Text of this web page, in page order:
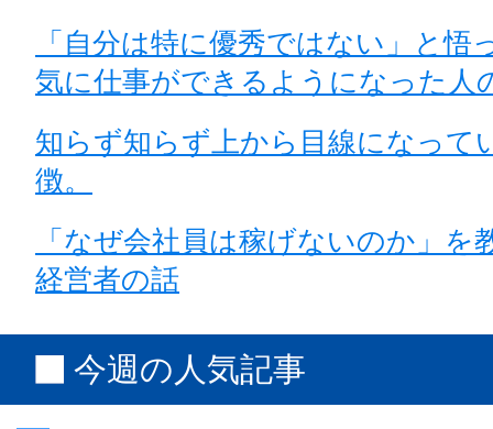
「自分は特に優秀ではない」と悟
気に仕事ができるようになった人
知らず知らず上から目線になって
徴。
「なぜ会社員は稼げないのか」を
経営者の話
今週の人気記事